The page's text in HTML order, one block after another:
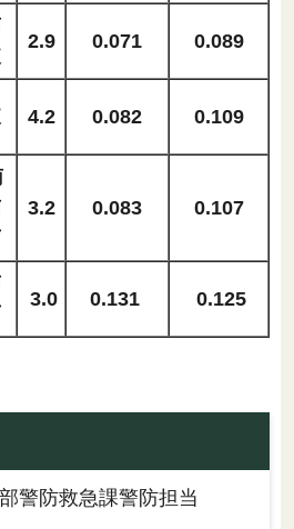
2.9 0.071 0.089
4.2 0.082 0.109
3.2 0.083 0.107
3.0 0.131 0.125
警防救急課警防担当